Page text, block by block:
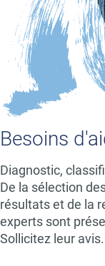
Besoins
Diagnostic,
De la sélection
résultats et de la
experts sont
Sollicitez leur avis.